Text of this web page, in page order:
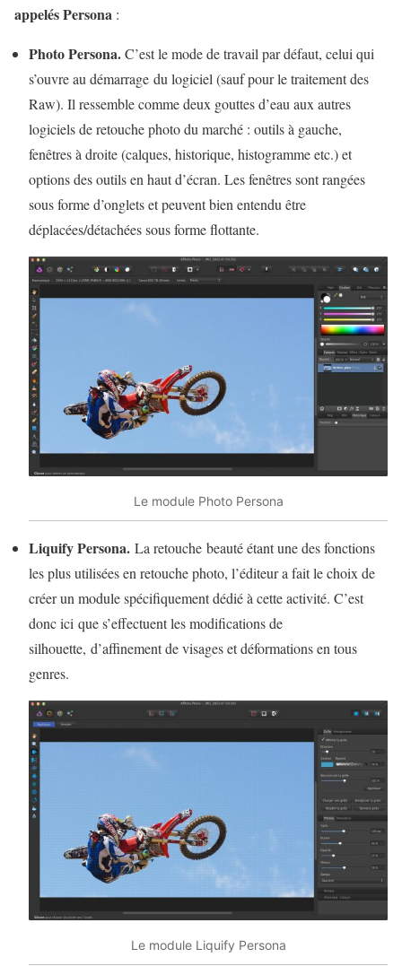
appelés Persona :
Photo Persona.C’est le mode de travail par défaut, celui qui
s’ouvre au démarrage du logiciel (sauf pour le traitement des
Raw). Il ressemble comme deux gouttes d’eau aux autres
logiciels de retouche photo du marché : outils à gauche,
fenêtres à droite (calques, historique, histogramme etc.) et
options des outils en haut d’écran. Les fenêtres sont rangées
sous forme d’onglets et peuvent bien entendu être
déplacées/détachées sous forme flottante.
Le module Photo Persona
Liquify Persona. La retouche beauté étant une des fonctions
les plus utilisées en retouche photo, l’éditeur a fait le choix de
créer un module spécifiquement dédié à cette activité. C’est
donc ici que s’effectuent les modifications de
silhouette, d’affinement de visages et déformations en tous
genres.
Le module Liquify Persona